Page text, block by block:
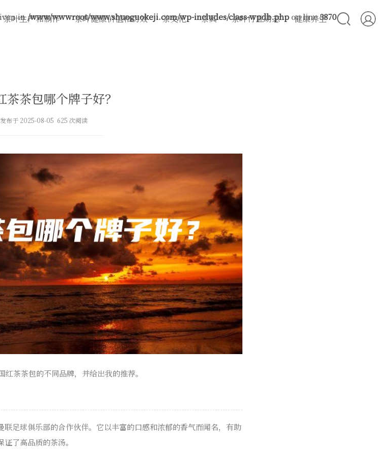
in/www/wwwroot/www.shuoguokeji.com/wp-includes/class-wpdb.phpon line3870
茶叶生产和制作 茶叶健康价值和功效 茶文化 茶具 茶叶行业动态 健康养生
茶茶包哪个牌子好？
发布于 2025-08-05 625 次阅读
茶茶包的不同品牌，并给出我的推荐。
足球俱乐部的合作伙伴。它以丰富的口感和浓郁的香气而闻名，有助
了高品质的茶汤。